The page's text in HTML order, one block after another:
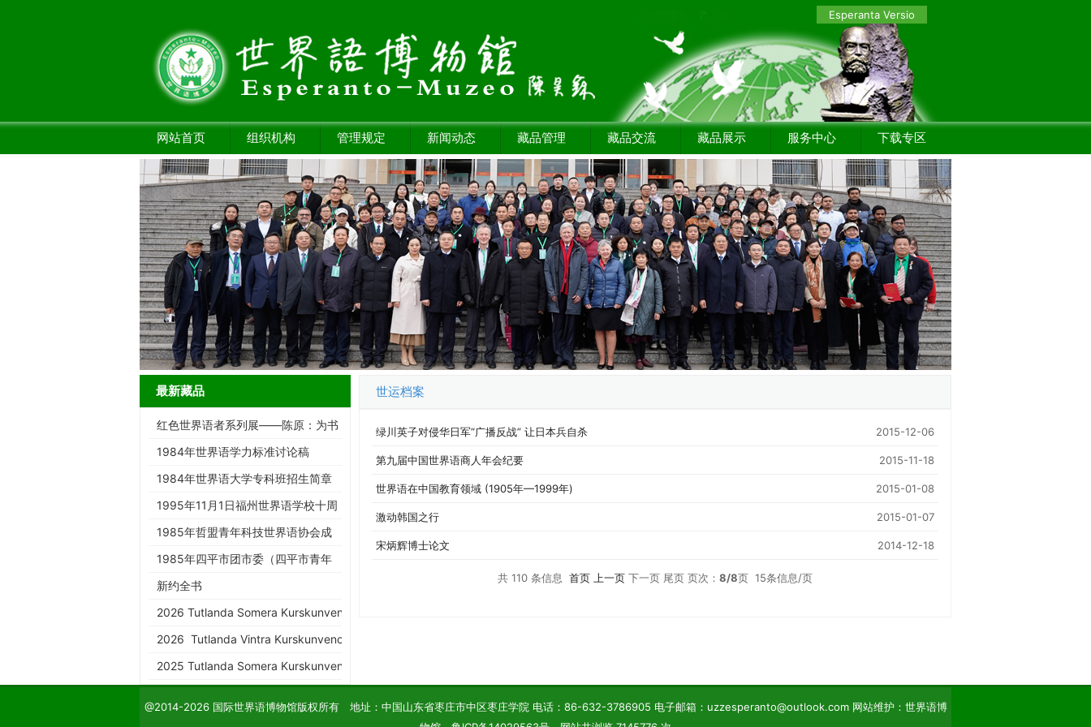
Esperanta Versio
网站首页 组织机构 管理规定 新闻动态 藏品管理 藏品交流 藏品展示 服务中心 下载专区
最新藏品
红色世界语者系列展——陈原：为书
而生的跨界智者
1984年世界语学力标准讨论稿
1984年世界语大学专科班招生简章
1995年11月1日福州世界语学校十周
年庆典请柬
1985年哲盟青年科技世界语协会成
立大会请柬
1985年四平市团市委（四平市青年
世协筹）请柬
新约全书
2026 Tutlanda Somera Kurskunveno de KEA
2026 Tutlanda Vintra Kurskunveno de KEA
2025 Tutlanda Somera Kurskunveno de KEA
世运档案
2015-12-06
绿川英子对侵华日军“广播反战” 让日本兵自杀
2015-11-18
第九届中国世界语商人年会纪要
2015-01-08
世界语在中国教育领域 (1905年—1999年)
2015-01-07
激动韩国之行
2014-12-18
宋炳辉博士论文
共 110 条信息 首页 上一页 下一页 尾页 页次： 8/8页 15条信息/页
@2014-2026 国际世界语博物馆版权所有 地址：中国山东省枣庄市中区枣庄学院 电话：86-632-3786905 电子邮箱：uzzesperanto@outlook.com 网站维护：世界语博